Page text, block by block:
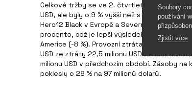
Celkové tržby se ve 2. čtvrtletí snížily o 23 %
USD, ale byly o 9 % vyšší než střednědobý
Hero12 Black v Evropě a Severní Americe.
procento, což je lepší výsledek než meziroční
Americe (-8 %). Provozní ztráta za 2. čtvrtletí
USD ze ztráty 22,5 milionu USD. Čistá ztráta
milionu USD v předchozím období. Zásoby
poklesly o 28 % na 97 milionů dolarů.
Soubory
používání
Zjistit více